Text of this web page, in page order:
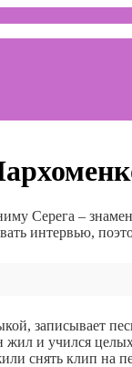
Серега –
интервью,
записывает
жил и учился
снять клип на